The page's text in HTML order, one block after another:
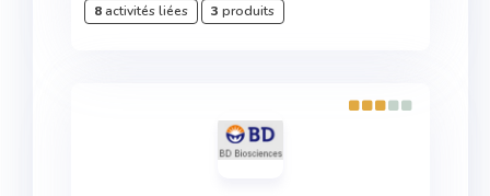
8activités liées 3 produits